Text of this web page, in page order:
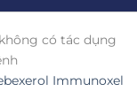
có tác dụng
Immunoxel